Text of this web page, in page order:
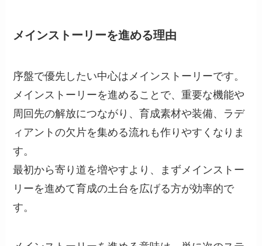
メインストーリーを進める理由
序盤で優先したい中心はメインストーリーです。
メインストーリーを進めることで、重要な機能や
周回先の解放につながり、育成素材や装備、ラデ
ィアントの欠片を集める流れも作りやすくなりま
す。
最初から寄り道を増やすより、まずメインストー
リーを進めて育成の土台を広げる方が効率的で
す。